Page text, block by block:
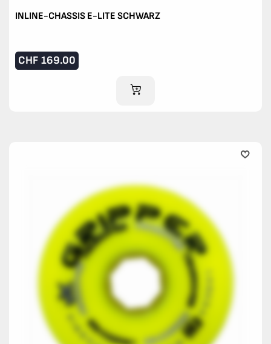
INLINE-CHASSIS E-LITE SCHWARZ
CHF 169.00
IM WARENKORB